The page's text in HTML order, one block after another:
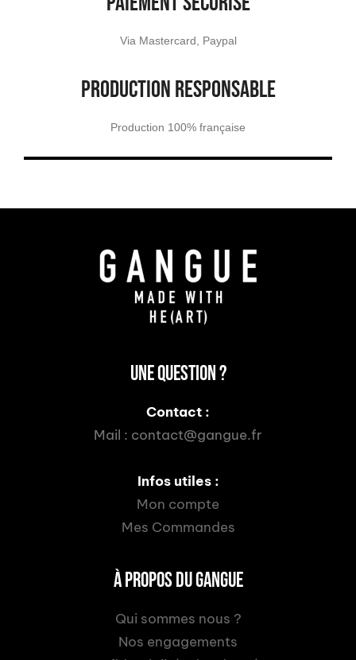
Via Mastercard, Paypal
PRODUCTION RESPONSABLE
Production 100% française
UNE QUESTION ?
Contact :
Mail : contact@gangue.fr
Infos utiles :
Mon compte
Mes Commandes
À PROPOS DU GANGUE
Qui sommes nous ?
Nos engagements